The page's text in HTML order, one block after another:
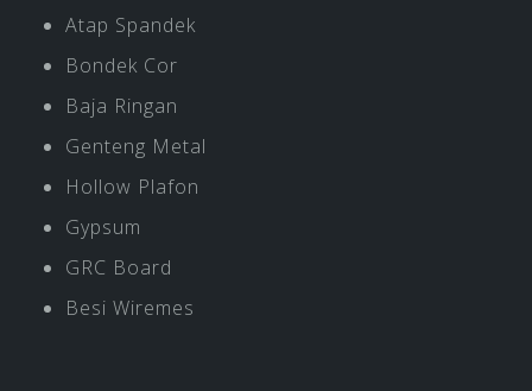
Atap Spandek
Bondek Cor
Baja Ringan
Genteng Metal
Hollow Plafon
Gypsum
GRC Board
Besi Wiremes